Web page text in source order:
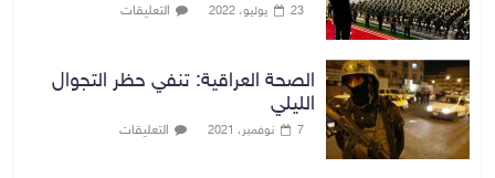
23 يوليو، 2022 التعليقات
الصحة العراقية: تنفي حظر التجوال
الليلي
7 نوفمبر، 2021 التعليقات